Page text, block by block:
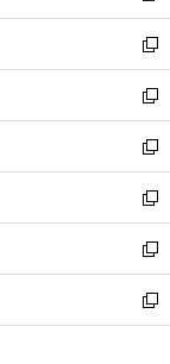
ウ
で
開
く
ン
ド
ウ
で
開
く
ウ
ィ
ン
ド
ウ
で
開
く
し
い
ウ
ィ
ン
ド
ウ
で
開
く
新
し
い
ウ
ィ
ン
ド
ウ
で
開
く
新
し
い
ウ
ィ
ン
ド
ウ
で
開
新
し
い
ウ
ィ
ン
ド
ウ
新
し
い
ウ
ィ
ン
新
し
い
ウ
新
し